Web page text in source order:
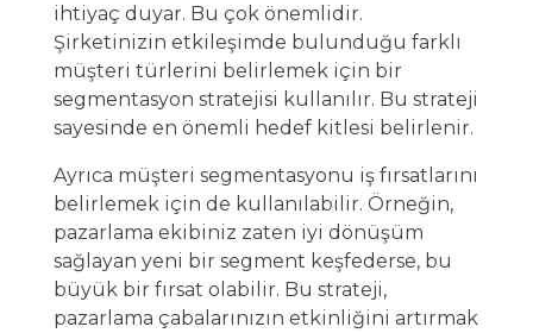
ihtiyaç duyar. Bu çok önemlidir.
Şirketinizin etkileşimde bulunduğu farklı
müşteri türlerini belirlemek için bir
segmentasyon stratejisi kullanılır. Bu strateji
sayesinde en önemli hedef kitlesi belirlenir.
Ayrıca müşteri segmentasyonu iş fırsatlarını
belirlemek için de kullanılabilir. Örneğin,
pazarlama ekibiniz zaten iyi dönüşüm
sağlayan yeni bir segment keşfederse, bu
büyük bir fırsat olabilir. Bu strateji,
pazarlama çabalarınızın etkinliğini artırmak